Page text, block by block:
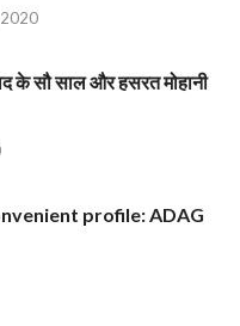
के सौ साल और हसरत मोहानी
profile: ADAG